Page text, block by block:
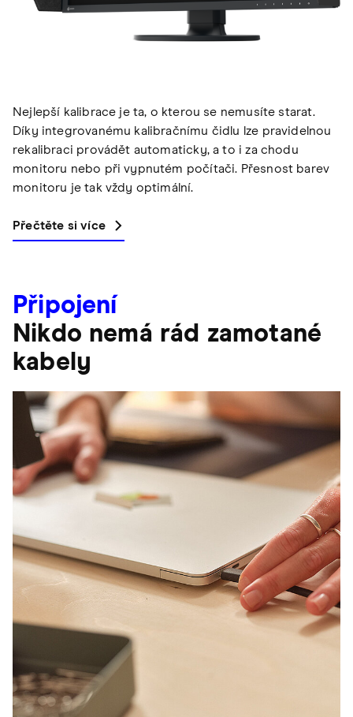
Nejlepší kalibrace je ta, o kterou se nemusíte starat.
Díky integrovanému kalibračnímu čidlu lze pravidelnou
rekalibraci provádět automaticky, a to i za chodu
monitoru nebo při vypnutém počítači. Přesnost barev
monitoru je tak vždy optimální.
Přečtěte si více
Připojení
Nikdo nemá rád zamotané
kabely